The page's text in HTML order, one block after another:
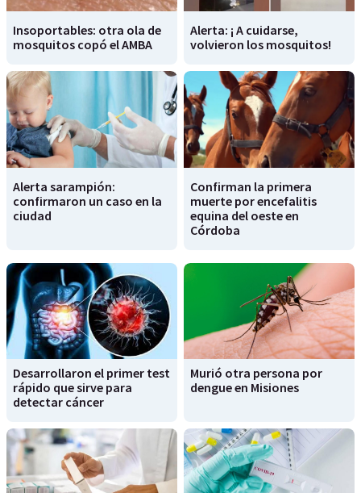
Insoportables: otra ola de
mosquitos copó el AMBA
Alerta: ¡ A cuidarse,
volvieron los mosquitos!
Alerta sarampión:
confirmaron un caso en la
ciudad
Confirman la primera
muerte por encefalitis
equina del oeste en
Córdoba
Desarrollaron el primer test
rápido que sirve para
detectar cáncer
Murió otra persona por
dengue en Misiones